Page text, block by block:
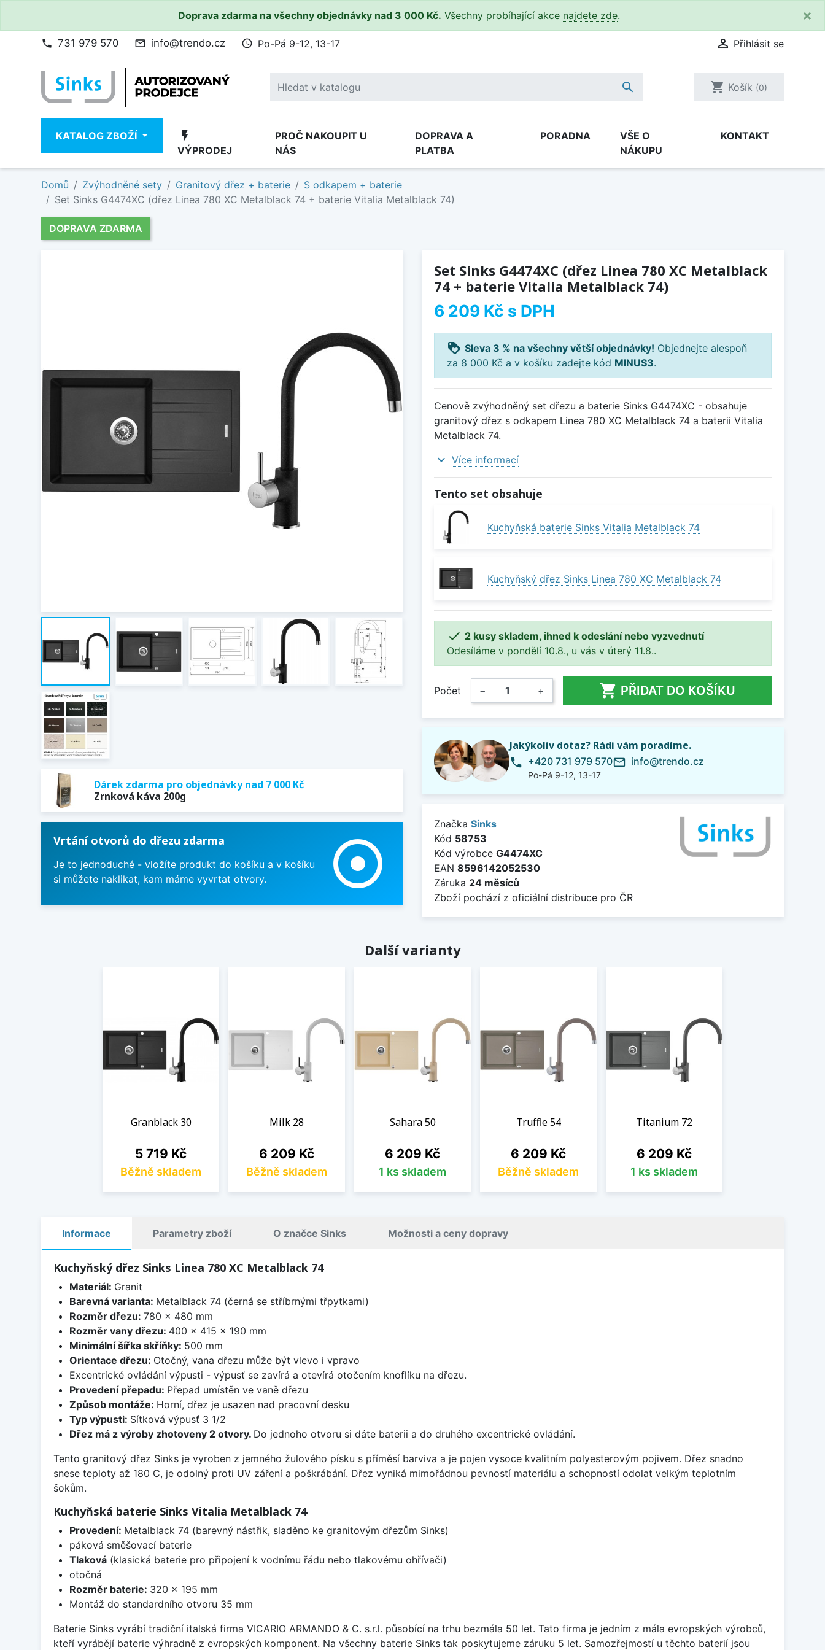
Doprava zdarma na všechny objednávky nad 3 000 Kč. Všechny probíhající akce najdete zde. ×
phone 731 979 570 mail_outline info@trendo.cz access_time Po-Pá 9-12, 13-17  Přihlásit se
 shopping_cart Košík (0)
KATALOG ZBOŽÍ flash_on
VÝPRODEJ
PROČ NAKOUPIT U
NÁS
DOPRAVA A
PLATBA
PORADNA
VŠE O
NÁKUPU
KONTAKT
Domů Zvýhodněné sety Granitový dřez + baterie
S odkapem + baterie
Set Sinks G4474XC (dřez Linea 780 XC Metalblack 74 + baterie Vitalia Metalblack 74)
DOPRAVA ZDARMA
Dárek zdarma pro objednávky nad 7 000 Kč
Zrnková káva 200g
Vrtání otvorů do dřezu zdarma
Je to jednoduché - vložíte produkt do košíku a v košíku
si můžete naklikat, kam máme vyvrtat otvory.
adjust
Set Sinks G4474XC (dřez Linea 780 XC Metalblack
74 + baterie Vitalia Metalblack 74)
6 209 Kč s DPH
loyalty Sleva 3 % na všechny větší objednávky! Objednejte alespoň
za 8 000 Kč a v košíku zadejte kód MINUS3.
Cenově zvýhodněný set dřezu a baterie Sinks G4474XC - obsahuje
granitový dřez s odkapem Linea 780 XC Metalblack 74 a baterii Vitalia
Metalblack 74.
expand_more Více informací
Tento set obsahuje
Kuchyňská baterie Sinks Vitalia Metalblack 74
Kuchyňský dřez Sinks Linea 780 XC Metalblack 74
 2 kusy skladem, ihned k odeslání nebo vyzvednutí
Odesíláme v pondělí 10.8., u vás v úterý 11.8..
Počet − +  PŘIDAT DO KOŠÍKU
Jakýkoliv dotaz? Rádi vám poradíme.
phone +420 731 979 570
Po-Pá 9-12, 13-17
mail_outline info@trendo.cz
Značka Sinks
Kód 58753
Kód výrobce G4474XC
EAN 8596142052530
Záruka 24 měsíců
Zboží pochází z oficiální distribuce pro ČR
Další varianty
Granblack 30
Cena
5 719 Kč
Běžně skladem
Milk 28
Cena
6 209 Kč
Běžně skladem
Sahara 50
Cena
6 209 Kč
1 ks skladem
Truffle 54
Cena
6 209 Kč
Běžně skladem
Titanium 72
Cena
6 209 Kč
1 ks skladem
Informace Parametry zboží O značce Sinks Možnosti a ceny dopravy
Kuchyňský dřez Sinks Linea 780 XC Metalblack 74
Materiál: Granit
Barevná varianta: Metalblack 74 (černá se stříbrnými třpytkami)
Rozměr dřezu: 780 x 480 mm
Rozměr vany dřezu: 400 x 415 x 190 mm
Minimální šířka skříňky: 500 mm
Orientace dřezu: Otočný, vana dřezu může být vlevo i vpravo
Excentrické ovládání výpusti - výpusť se zavírá a otevírá otočením knoflíku na dřezu.
Provedení přepadu: Přepad umístěn ve vaně dřezu
Způsob montáže: Horní, dřez je usazen nad pracovní desku
Typ výpusti: Sítková výpusť 3 1/2
Dřez má z výroby zhotoveny 2 otvory. Do jednoho otvoru si dáte baterii a do druhého excentrické ovládání.
Tento granitový dřez Sinks je vyroben z jemného žulového písku s příměsí barviva a je pojen vysoce kvalitním polyesterovým pojivem. Dřez snadno
snese teploty až 180 C, je odolný proti UV záření a poškrábání. Dřez vyniká mimořádnou pevností materiálu a schopností odolat velkým teplotním
šokům.
Kuchyňská baterie Sinks Vitalia Metalblack 74
Provedení: Metalblack 74 (barevný nástřik, sladěno ke granitovým dřezům Sinks)
páková směšovací baterie
Tlaková(klasická baterie pro připojení k vodnímu řádu nebo tlakovému ohřívači)
otočná
Rozměr baterie: 320 x 195 mm
Montáž do standardního otvoru 35 mm
Baterie Sinks vyrábí tradiční italská firma VICARIO ARMANDO & C. s.r.l. působící na trhu bezmála 50 let. Tato firma je jedním z mála evropských výrobců,
kteří vyrábějí baterie výhradně z evropských komponent. Na všechny baterie Sinks tak poskytujeme záruku 5 let. Samozřejmostí u těchto baterií jsou